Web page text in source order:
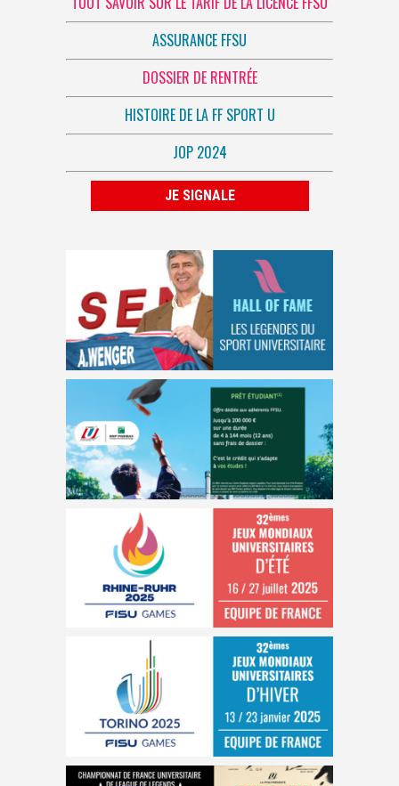
ASSURANCE FFSU
DOSSIER DE RENTRÉE
HISTOIRE DE LA FF SPORT U
JOP 2024
JE SIGNALE